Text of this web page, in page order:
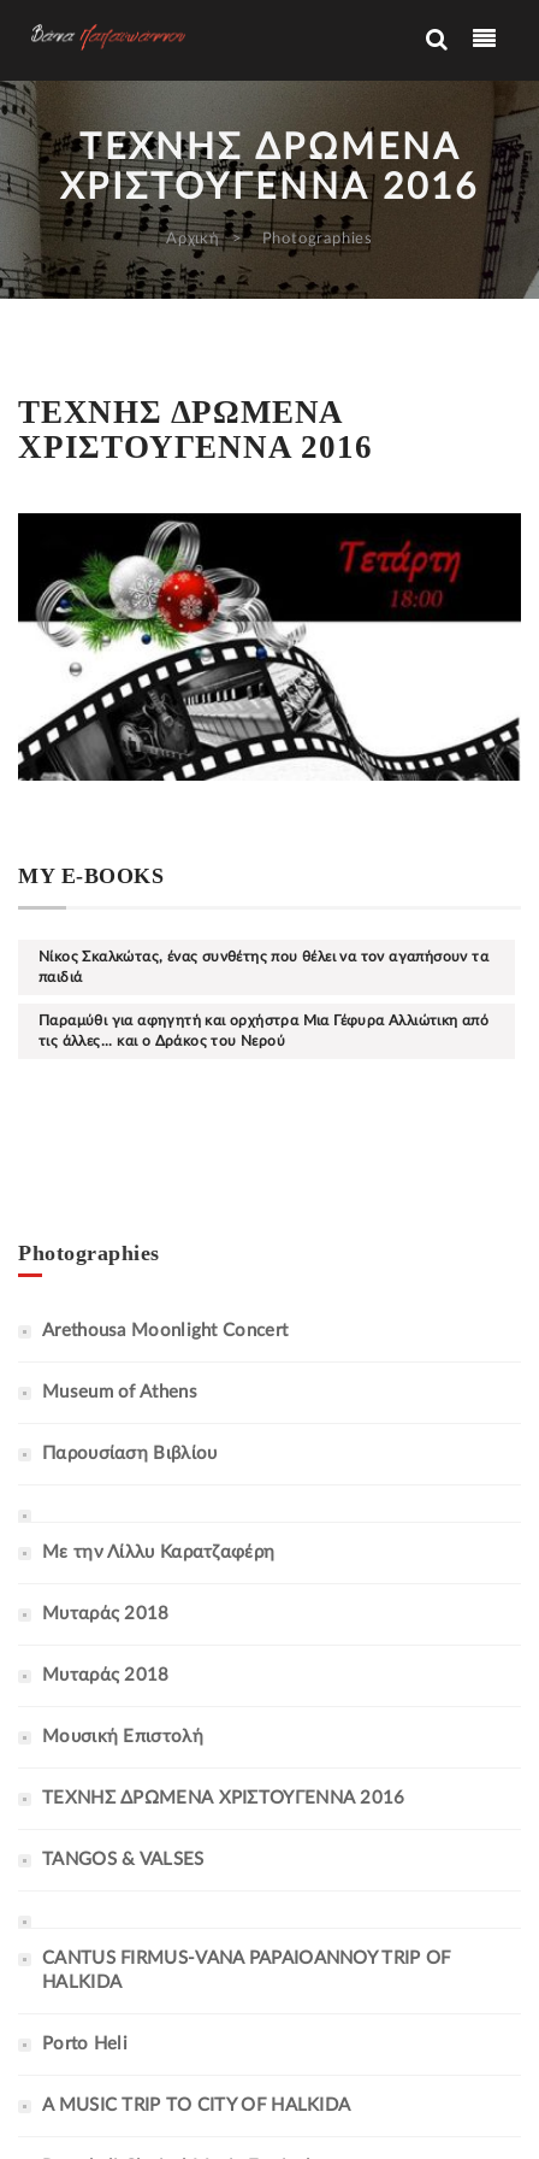
ΤΕΧΝΗΣ ΔΡΩΜΕΝΑ
ΧΡΙΣΤΟΥΓΕΝΝΑ 2016
Αρχική Photographies
ΤΕΧΝΗΣ ΔΡΩΜΕΝΑ
ΧΡΙΣΤΟΥΓΕΝΝΑ 2016
MY E-BOOKS
Νίκος Σκαλκώτας, ένας συνθέτης που θέλει να τον αγαπήσουν τα
παιδιά
Παραμύθι για αφηγητή και ορχήστρα Μια Γέφυρα Αλλιώτικη από
τις άλλες... και ο Δράκος του Νερού
Photographies
Arethousa Moonlight Concert
Museum of Athens
Παρουσίαση Βιβλίου
Με την Λίλλυ Καρατζαφέρη
Μυταράς 2018
Μυταράς 2018
Μουσική Επιστολή
ΤΕΧΝΗΣ ΔΡΩΜΕΝΑ ΧΡΙΣΤΟΥΓΕΝΝΑ 2016
TANGOS & VALSES
CANTUS FIRMUS-VANA PAPAIOANNOY TRIP OF
HALKIDA
Porto Heli
A MUSIC TRIP TO CITY OF HALKIDA